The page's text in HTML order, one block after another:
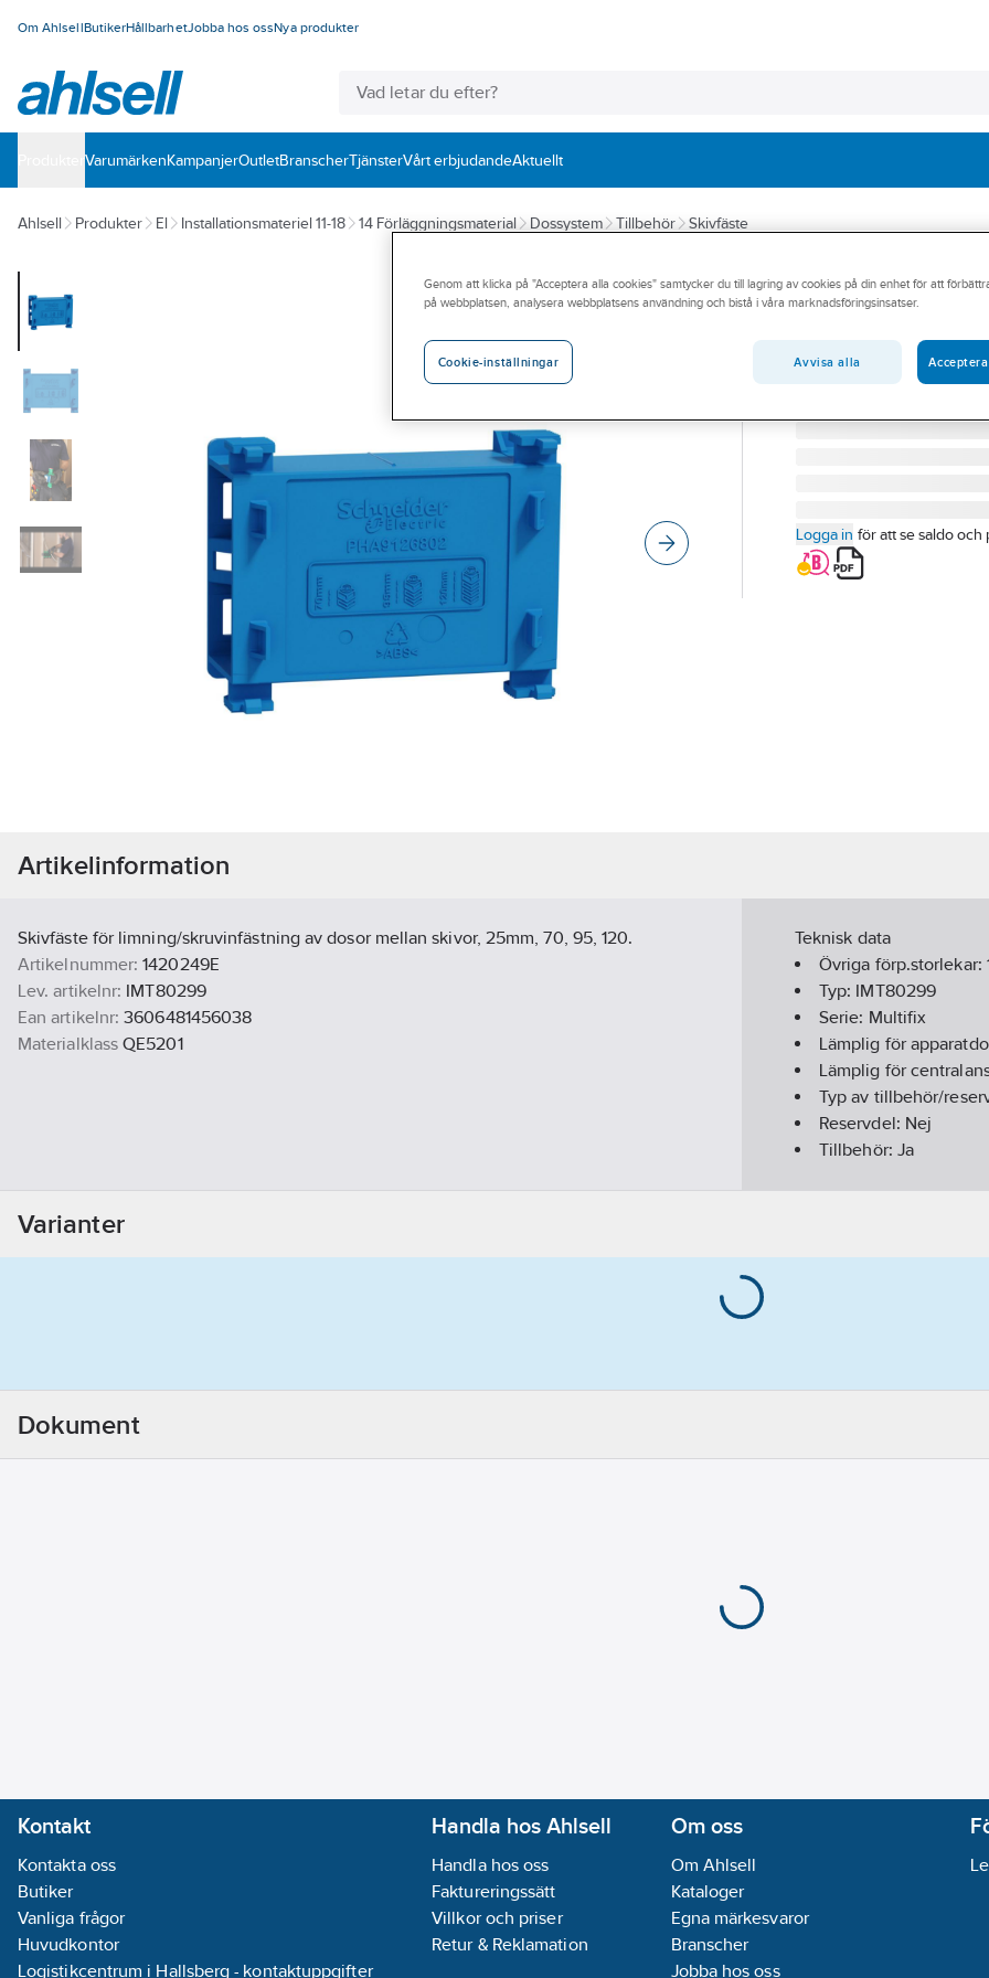
Om AhlsellButikerHållbarhetJobba hos ossNya produkter
VarumärkenKampanjerOutletBranscherTjänsterVårt erbjudandeAktuellt
Ahlsell Produkter El Installationsmateriel 11-18 14 Förläggningsmaterial Dossystem Tillbehör Skivfäste
SCHNEIDER ELECTRIC
Skivfäste Multifix
SKIVFÄSTE 25MM. 70.
Artikelnummer:
1420249E
IMT80299
Logga in för att se saldo och
Artikelinformation
Skivfäste för limning/skruvinfästning av dosor mellan skivor, 25mm, 70, 95, 120.
Artikelnummer: 1420249E
Lev. artikelnr: IMT80299
Ean artikelnr: 3606481456038
Materialklass QE5201
Teknisk data
Övriga förp.storlekar:
Typ: IMT80299
Serie: Multifix
Lämplig för
Lämplig för
Typ av tillbehör/
Reservdel: Nej
Tillbehör: Ja
Varianter
Dokument
Kontakt
Kontakta oss
Butiker
Vanliga frågor
Huvudkontor
Logistikcentrum i Hallsberg - kontaktuppgifter
Handla hos Ahlsell
Handla hos oss
Faktureringssätt
Villkor och priser
Retur & Reklamation
Om oss
Om Ahlsell
Kataloger
Egna märkesvaror
Branscher
Jobba hos oss
Genom att klicka på "Acceptera alla cookies" samtycker du till lagring av cookies på din enhet för att
på webbplatsen, analysera webbplatsens användning och bistå i våra marknadsföringsinsatser.
Cookie-inställningar Avvisa alla